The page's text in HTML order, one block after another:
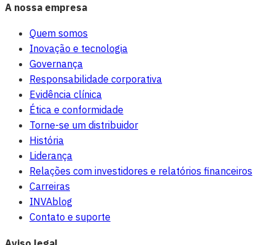
A nossa empresa
Quem somos
Inovação e tecnologia
Governança
Responsabilidade corporativa
Evidência clínica
Ética e conformidade
Torne-se um distribuidor
História
Liderança
Relações com investidores e relatórios financeiros
Carreiras
INVAblog
Contato e suporte